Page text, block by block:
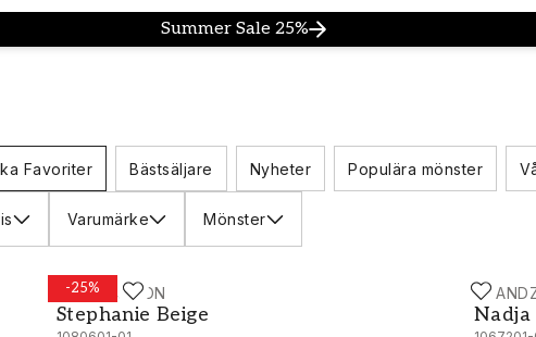
Summer Sale 25%
Favoriter Bästsäljare Nyheter Populära mönster
Varumärke Mönster
-25%
WALLPASSION
Stephanie Beige
Stephanie Beige - 1080601-01
Nadja
Nadja